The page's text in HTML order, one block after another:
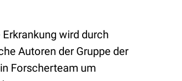
wird durch
Autoren der Gruppe der
Forscherteam um